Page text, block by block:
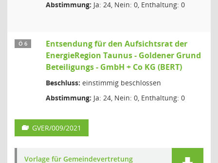
Abstimmung: Ja: 24, Nein: 0, Enthaltung: 0
Ö 6
Entsendung für den Aufsichtsrat der
EnergieRegion Taunus - Goldener Grund
Beteiligungs - GmbH + Co KG (BERT)
Beschluss: einstimmig beschlossen
Abstimmung: Ja: 24, Nein: 0, Enthaltung: 0
GVER/009/2021
Vorlage für Gemeindevertretung